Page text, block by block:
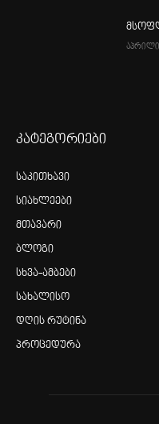
აპრილი
კატეგორიები
საკითხავი
სიახლეები
მთავარი
ბლოგი
სხვა-ამბები
სახალისო
დღის რუტინა
პროცედურა